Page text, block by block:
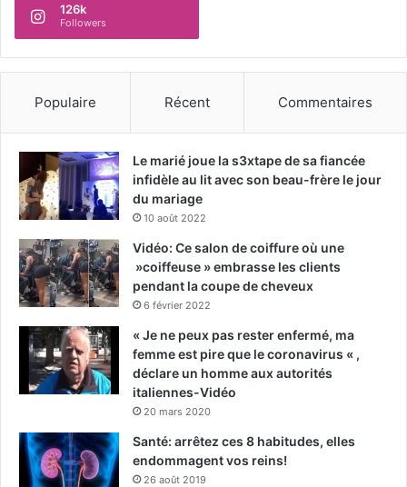
126k
Followers
Populaire Récent Commentaires
Le marié joue la s3xtape de sa fiancée
infidèle au lit avec son beau-frère le jour
du mariage
10 août 2022
Vidéo: Ce salon de coiffure où une
»coiffeuse » embrasse les clients
pendant la coupe de cheveux
6 février 2022
« Je ne peux pas rester enfermé, ma
femme est pire que le coronavirus « ,
déclare un homme aux autorités
italiennes-Vidéo
20 mars 2020
Santé: arrêtez ces 8 habitudes, elles
endommagent vos reins!
26 août 2019